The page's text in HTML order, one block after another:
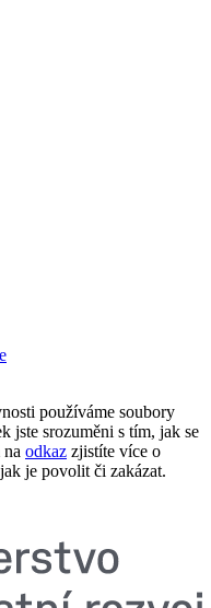
používáme soubory
jste srozuměni s tím, jak se
odkaz zjistíte více o
je povolit či zakázat.